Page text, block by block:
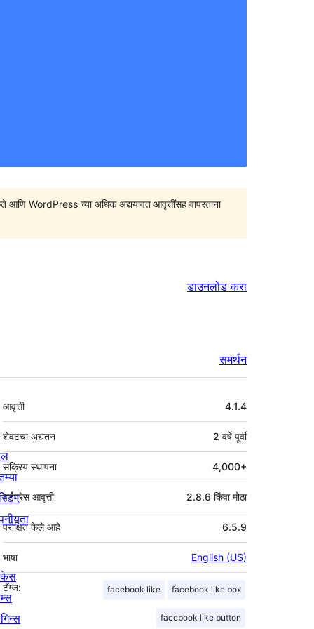
आणि WordPress च्या अधिक अद्ययावत आवृत्तींसह वापरताना
डाउनलोड करा
समर्थन
मेटा
आवृत्ती 4.1.4
शेवटचा अद्यतन 2 वर्षेपूर्वी
सक्रिय स्थापना 4,000+
वर्डप्रेस आवृत्ती 2.8.6 किंवा मोठा
परीक्षित केले आहे 6.5.9
भाषा English (US)
टॅग्ज: facebook like facebook like box
facebook like button